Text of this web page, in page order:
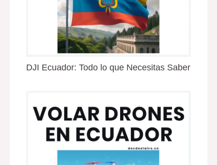
DJI Ecuador: Todo lo que Necesitas Saber